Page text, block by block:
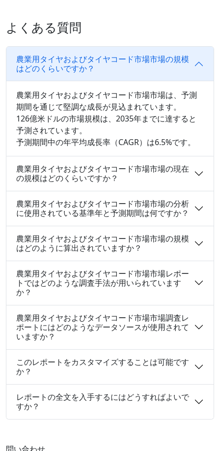
よくある質問
農業用タイヤおよびタイヤコード市場市場の規模
はどのくらいですか？
農業用タイヤおよびタイヤコード市場市場は、予測
期間を通じて堅調な成長が見込まれています。
126億米ドルの市場規模は、2035年までに達すると
予測されています。
予測期間中の年平均成長率（CAGR）は6.5%です。
農業用タイヤおよびタイヤコード市場市場の現在
の規模はどのくらいですか？
農業用タイヤおよびタイヤコード市場市場の分析
に使用されている基準年と予測期間は何ですか？
農業用タイヤおよびタイヤコード市場市場の規模
はどのように算出されていますか？
農業用タイヤおよびタイヤコード市場市場レポー
トではどのような調査手法が用いられています
か？
農業用タイヤおよびタイヤコード市場市場調査レ
ポートにはどのようなデータソースが使用されて
いますか？
このレポートをカスタマイズすることは可能です
か？
レポートの全文を入手するにはどうすればよいで
すか？